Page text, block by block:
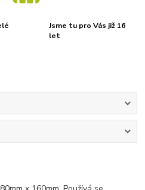
Jsme tu pro Vás již 16
let